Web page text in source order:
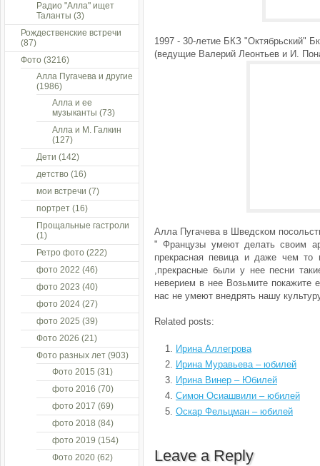
1997 - 30-летие БКЗ "Октябрьский"
(ведущие Валерий Леонтьев и И.
Алла Пугачева в Шведском
" Французы умеют делать своим
прекрасная певица и даже чем
,прекрасные были у нее песни
неверием в нее Возьмите покажите
нас не умеют внедрять нашу
Related posts:
Ирина Аллегрова
Ирина Муравьева – юбилей
Ирина Винер – Юбилей
Симон Осиашвили – юбилей
Оскар Фельцман – юбилей
Leave a Reply
Радио "Алла" ищет
Таланты (3)
Рождественские встречи
(87)
Фото (3216)
Алла Пугачева и другие
(1986)
Алла и ее
музыканты (73)
Алла и М. Галкин
(127)
Дети (142)
детство (16)
мои встречи (7)
портрет (16)
Прощальные гастроли
(1)
Ретро фото (222)
фото 2022 (46)
фото 2023 (40)
фото 2024 (27)
фото 2025 (39)
Фото 2026 (21)
Фото разных лет (903)
Фото 2015 (31)
фото 2016 (70)
фото 2017 (69)
фото 2018 (84)
фото 2019 (154)
Фото 2020 (62)